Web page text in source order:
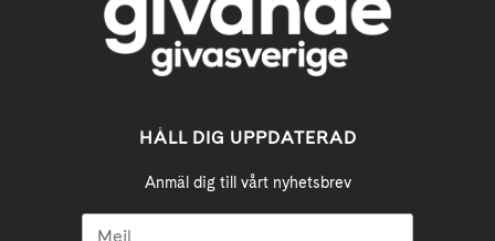
HÅLL DIG UPPDATERAD
Anmäl dig till vårt nyhetsbrev